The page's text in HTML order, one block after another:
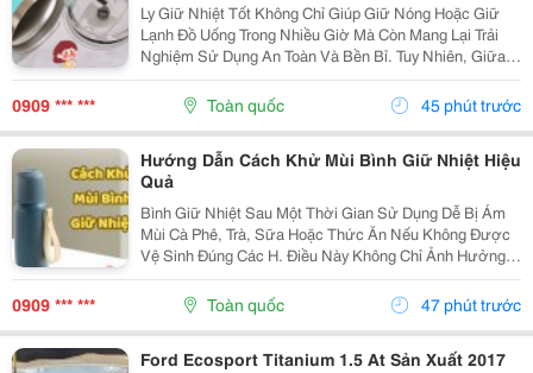
Ly Giữ Nhiệt Tốt Không Chỉ Giúp Giữ Nóng Hoặc Giữ
Lạnh Đồ Uống Trong Nhiều Giờ Mà Còn Mang Lại Trải
Nghiệm Sử Dụng An Toàn Và Bền Bỉ. Tuy Nhiên, Giữa
Hàng Trăm Mẫu Mã Trên Thị Trường, Không Phải Sản
Phẩm Nào Cũng Đáp Ứng Được Chất Lượng Như Mong
0909 *** *** Toàn quốc 45 phút trước
Hướng Dẫn Cách Khử Mùi Bình Giữ Nhiệt Hiệu
Quả
Bình Giữ Nhiệt Sau Một Thời Gian Sử Dụng Dễ Bị Ám
Mùi Cà Phê, Trà, Sữa Hoặc Thức Ăn Nếu Không Được
Vệ Sinh Đúng Các H. Điều Này Không Chỉ Ảnh Hưởng
Đến Hương Vị Đồ Uống Mà Còn Gây Mất Vệ Sinh. Hãy
Cùng Tìm Hiểu Những Cách Khử Mùi Bình Giữ Nhiệt
0909 *** *** Toàn quốc 47 phút trước
Ford Ecosport Titanium 1.5 At Sản Xuất 2017